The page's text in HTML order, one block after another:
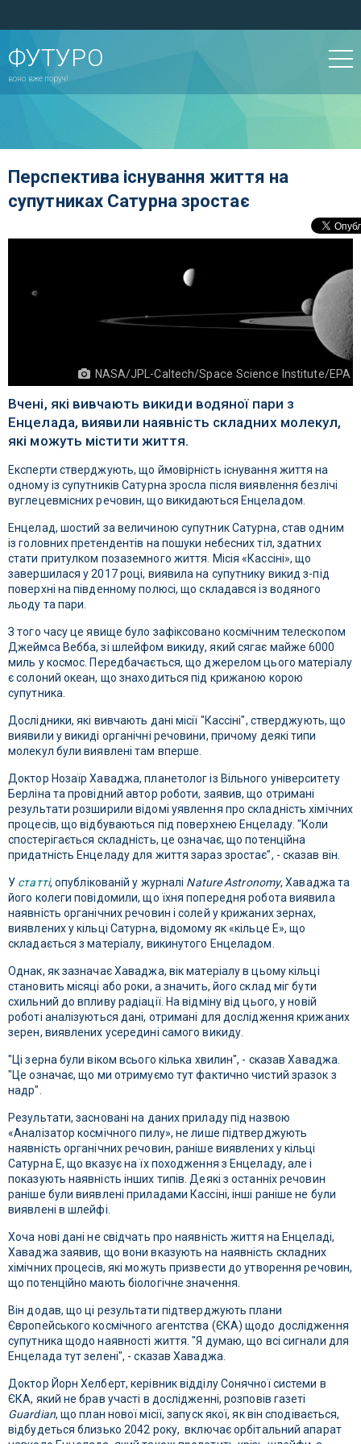
ФУТУРО
воно вже поруч!
Перспектива існування життя на
супутниках Сатурна зростає
NASA/JPL-Caltech/Space Science Institute/EPA
Вчені, які вивчають викиди водяної пари з
Енцелада, виявили наявність складних молекул,
які можуть містити життя.
Експерти стверджують, що ймовірність існування життя на
одному із супутників Сатурна зросла після виявлення безлічі
вуглецевмісних речовин, що викидаються Енцеладом.
Енцелад, шостий за величиною супутник Сатурна, став одним
із головних претендентів на пошуки небесних тіл, здатних
стати притулком позаземного життя. Місія «Кассіні», що
завершилася у 2017 році, виявила на супутнику викид з-під
поверхні на південному полюсі, що складався із водяного
льоду та пари.
З того часу це явище було зафіксовано космічним телескопом
Джеймса Вебба, зі шлейфом викиду, який сягає майже 6000
миль у космос. Передбачається, що джерелом цього матеріалу
є солоний океан, що знаходиться під крижаною корою
супутника.
Дослідники, які вивчають дані місії "Кассіні", стверджують, що
виявили у викиді органічні речовини, причому деякі типи
молекул були виявлені там вперше.
Доктор Нозаїр Хаваджа, планетолог із Вільного університету
Берліна та провідний автор роботи, заявив, що отримані
результати розширили відомі уявлення про складність хімічних
процесів, що відбуваються під поверхнею Енцеладу. "Коли
спостерігається складність, це означає, що потенційна
придатність Енцеладу для життя зараз зростає", - сказав він.
У статті, опублікованій у журналі Nature Astronomy, Хаваджа та
його колеги повідомили, що їхня попередня робота виявила
наявність органічних речовин і солей у крижаних зернах,
виявлених у кільці Сатурна, відомому як «кільце E», що
складається з матеріалу, викинутого Енцеладом.
Однак, як зазначає Хаваджа, вік матеріалу в цьому кільці
становить місяці або роки, а значить, його склад міг бути
схильний до впливу радіації. На відміну від цього, у новій
роботі аналізуються дані, отримані для дослідження крижаних
зерен, виявлених усередині самого викиду.
"Ці зерна були віком всього кілька хвилин", - сказав Хаваджа.
"Це означає, що ми отримуємо тут фактично чистий зразок з
надр".
Результати, засновані на даних приладу під назвою
«Аналізатор космічного пилу», не лише підтверджують
наявність органічних речовин, раніше виявлених у кільці
Сатурна E, що вказує на їх походження з Енцеладу, але і
показують наявність інших типів. Деякі з останніх речовин
раніше були виявлені приладами Кассіні, інші раніше не були
виявлені в шлейфі.
Хоча нові дані не свідчать про наявність життя на Енцеладі,
Хаваджа заявив, що вони вказують на наявність складних
хімічних процесів, які можуть призвести до утворення речовин,
що потенційно мають біологічне значення.
Він додав, що ці результати підтверджують плани
Європейського космічного агентства (ЄКА) щодо дослідження
супутника щодо наявності життя. "Я думаю, що всі сигнали для
Енцелада тут зелені", - сказав Хаваджа.
Доктор Йорн Хелберт, керівник відділу Сонячної системи в
ЄКА, який не брав участі в дослідженні, розповів газеті
Guardian, що план нової місії, запуск якої, як він сподівається,
відбудеться близько 2042 року, включає орбітальний апарат